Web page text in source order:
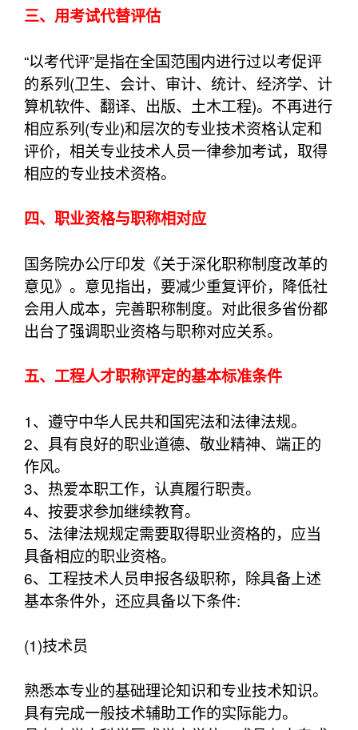
三、用考试代替评估
“以考代评”是指在全国范围内进行过以考促评
的系列(卫生、会计、审计、统计、经济学、计
算机软件、翻译、出版、土木工程)。不再进行
相应系列(专业)和层次的专业技术资格认定和
评价，相关专业技术人员一律参加考试，取得
相应的专业技术资格。
四、职业资格与职称相对应
国务院办公厅印发《关于深化职称制度改革的
意见》。意见指出，要减少重复评价，降低社
会用人成本，完善职称制度。对此很多省份都
出台了强调职业资格与职称对应关系。
五、工程人才职称评定的基本标准条件
1、遵守中华人民共和国宪法和法律法规。
2、具有良好的职业道德、敬业精神、端正的
作风。
3、热爱本职工作，认真履行职责。
4、按要求参加继续教育。
5、法律法规规定需要取得职业资格的，应当
具备相应的职业资格。
6、工程技术人员申报各级职称，除具备上述
基本条件外，还应具备以下条件:
(1)技术员
熟悉本专业的基础理论知识和专业技术知识。
具有完成一般技术辅助工作的实际能力。